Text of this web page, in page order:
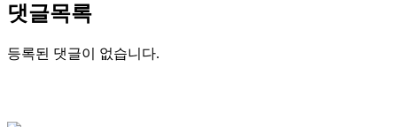
댓글목록
등록된 댓글이 없습니다.